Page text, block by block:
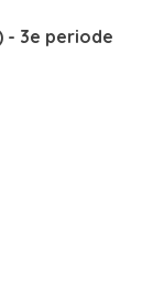
- 3e periode